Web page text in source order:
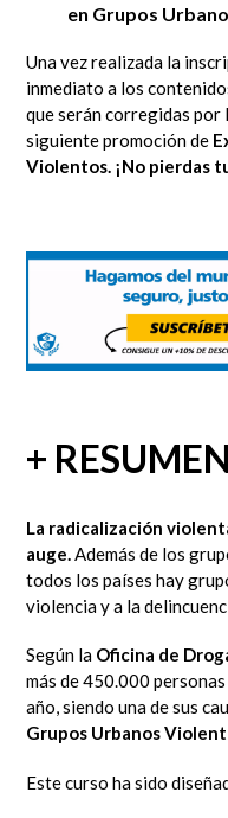
en Grupos
Una vez realizada la
inmediato a los
que serán corregidas
siguiente promoción de
Violentos. ¡No pierdas
+ RESUMEN
La radicalización
auge.Además de los
todos los países hay
violencia y a la
Según la Oficina de
más de 450.000
año, siendo una de sus
Grupos Urbanos
Este curso ha sido